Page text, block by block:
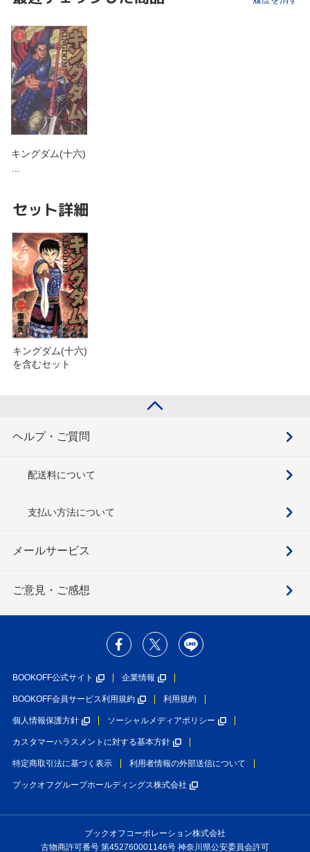
キングダム(十六)
セット詳細
キングダム(十六)
を含むセット
ヘルプ・ご質問
配送料について
支払い方法について
メールサービス
ご意見・ご感想
BOOKOFF公式サイト 企業情報
BOOKOFF会員サービス利用規約 利用規約
個人情報保護方針 ソーシャルメディアポリシー
カスタマーハラスメントに対する基本方針
特定商取引法に基づく表示 利用者情報の外部送信について
ブックオフグループホールディングス株式会社
ブックオフコーポレーション株式会社
古物商許可番号 第452760001146号 神奈川県公安委員会許可